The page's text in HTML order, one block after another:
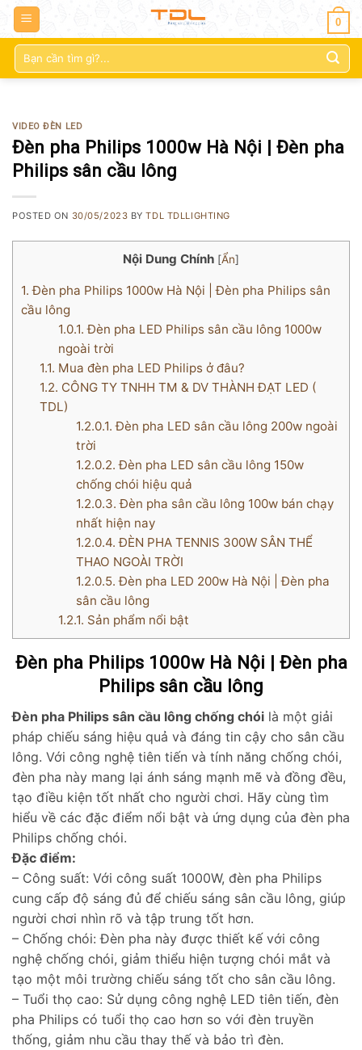
0
Tìm
kiếm:
VIDEO ĐÈN LED
Đèn pha Philips 1000w Hà Nội | Đèn pha
Philips sân cầu lông
POSTED ON 30/05/2023 BYTDL TDLLIGHTING
Nội Dung Chính [Ẩn]
1. Đèn pha Philips 1000w Hà Nội | Đèn pha Philips sân
cầu lông
1.0.1. Đèn pha LED Philips sân cầu lông 1000w
ngoài trời
1.1. Mua đèn pha LED Philips ở đâu?
1.2. CÔNG TY TNHH TM & DV THÀNH ĐẠT LED (
TDL)
1.2.0.1. Đèn pha LED sân cầu lông 200w ngoài
trời
1.2.0.2. Đèn pha LED sân cầu lông 150w
chống chói hiệu quả
1.2.0.3. Đèn pha sân cầu lông 100w bán chạy
nhất hiện nay
1.2.0.4. ĐÈN PHA TENNIS 300W SÂN THỂ
THAO NGOÀI TRỜI
1.2.0.5. Đèn pha LED 200w Hà Nội | Đèn pha
sân cầu lông
1.2.1. Sản phẩm nổi bật
Đèn pha Philips 1000w Hà Nội | Đèn pha
Philips sân cầu lông
Đèn pha Philips sân cầu lông chống chói là một giải
pháp chiếu sáng hiệu quả và đáng tin cậy cho sân cầu
lông. Với công nghệ tiên tiến và tính năng chống chói,
đèn pha này mang lại ánh sáng mạnh mẽ và đồng đều,
tạo điều kiện tốt nhất cho người chơi. Hãy cùng tìm
hiểu về các đặc điểm nổi bật và ứng dụng của đèn pha
Philips chống chói.
Đặc điểm:
– Công suất: Với công suất 1000W, đèn pha Philips
cung cấp độ sáng đủ để chiếu sáng sân cầu lông, giúp
người chơi nhìn rõ và tập trung tốt hơn.
– Chống chói: Đèn pha này được thiết kế với công
nghệ chống chói, giảm thiểu hiện tượng chói mắt và
tạo một môi trường chiếu sáng tốt cho sân cầu lông.
– Tuổi thọ cao: Sử dụng công nghệ LED tiên tiến, đèn
pha Philips có tuổi thọ cao hơn so với đèn truyền
thống, giảm nhu cầu thay thế và bảo trì đèn.